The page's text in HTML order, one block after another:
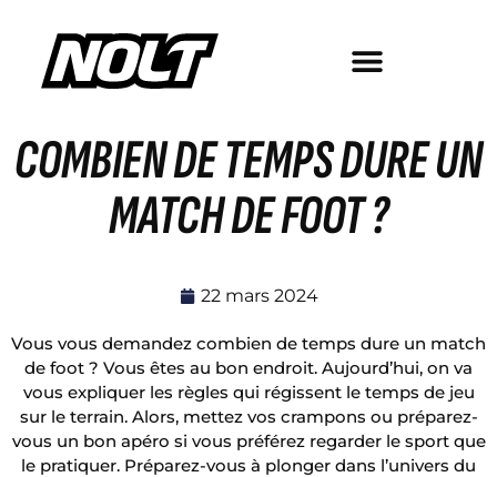
COMBIEN DE TEMPS DURE UN
MATCH DE FOOT ?
22 mars 2024
Vous vous demandez combien de temps dure un match
de foot ? Vous êtes au bon endroit. Aujourd’hui, on va
vous expliquer les règles qui régissent le temps de jeu
sur le terrain. Alors, mettez vos crampons ou préparez-
vous un bon apéro si vous préférez regarder le sport que
le pratiquer. Préparez-vous à plonger dans l’univers du